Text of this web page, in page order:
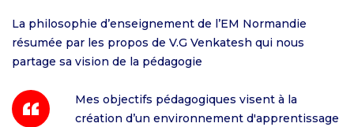
La philosophie d’enseignement de l’EM Normandie
résumée par les propos de V.G Venkatesh qui nous
partage sa vision de la pédagogie
Mes objectifs pédagogiques visent à la
création d’un environnement d'apprentissage